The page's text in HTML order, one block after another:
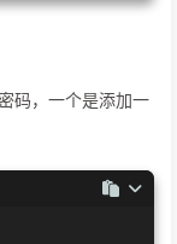
码，一个是添加一